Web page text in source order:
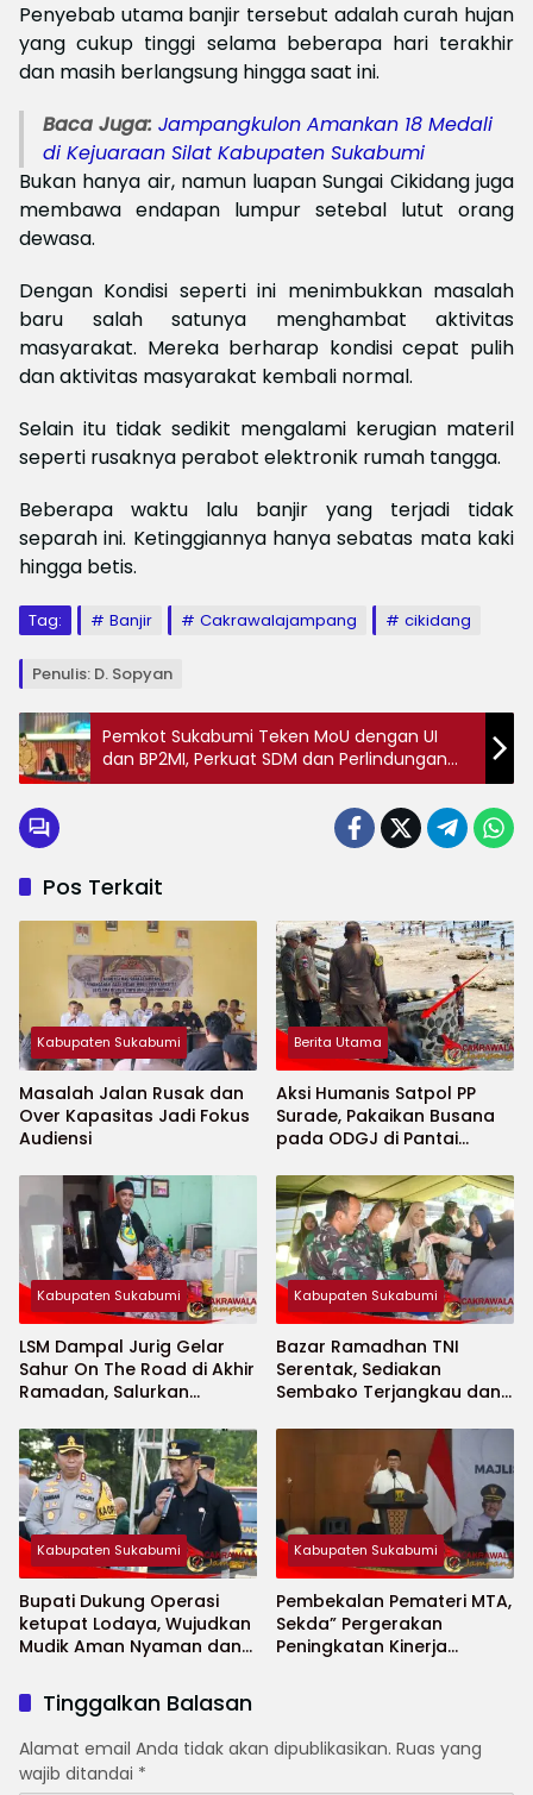
Penyebab utama banjir tersebut adalah curah hujan
yang cukup tinggi selama beberapa hari terakhir
dan masih berlangsung hingga saat ini.
Baca Juga: Jampangkulon Amankan 18 Medali
di Kejuaraan Silat Kabupaten Sukabumi
Bukan hanya air, namun luapan Sungai Cikidang juga
membawa endapan lumpur setebal lutut orang
dewasa.
Dengan Kondisi seperti ini menimbukkan masalah
baru salah satunya menghambat aktivitas
masyarakat. Mereka berharap kondisi cepat pulih
dan aktivitas masyarakat kembali normal.
Selain itu tidak sedikit mengalami kerugian materil
seperti rusaknya perabot elektronik rumah tangga.
Beberapa waktu lalu banjir yang terjadi tidak
separah ini. Ketinggiannya hanya sebatas mata kaki
hingga betis.
Tag: Banjir Cakrawalajampang cikidang
Penulis: D. Sopyan
Pemkot Sukabumi Teken MoU dengan UI
dan BP2MI, Perkuat SDM dan Perlindungan
Pekerja Migran
Pos Terkait
Kabupaten Sukabumi
Masalah Jalan Rusak dan
Over Kapasitas Jadi Fokus
Audiensi
Berita Utama
Aksi Humanis Satpol PP
Surade, Pakaikan Busana
pada ODGJ di Pantai
Kabupaten Sukabumi
LSM Dampal Jurig Gelar
Sahur On The Road di Akhir
Ramadan, Salurkan
Jompo dan Anak Yatim
Kabupaten Sukabumi
Bazar Ramadhan TNI
Serentak, Sediakan
Sembako Terjangkau dan
Kabupaten Sukabumi
Bupati Dukung Operasi
ketupat Lodaya, Wujudkan
Mudik Aman Nyaman dan
Kabupaten Sukabumi
Pembekalan Pemateri MTA,
Sekda” Pergerakan
Peningkatan Kinerja
Tinggalkan Balasan
Alamat email Anda tidak akan dipublikasikan. Ruas yang
wajib ditandai *